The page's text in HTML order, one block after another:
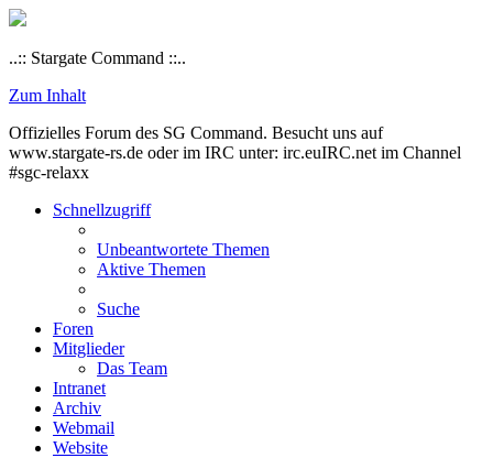
..:: Stargate Command ::..
Zum Inhalt
Offizielles Forum des SG Command. Besucht uns auf
www.stargate-rs.de oder im IRC unter: irc.euIRC.net im Channel
#sgc-relaxx
Schnellzugriff
Unbeantwortete Themen
Aktive Themen
Suche
Foren
Mitglieder
Das Team
Intranet
Archiv
Webmail
Website